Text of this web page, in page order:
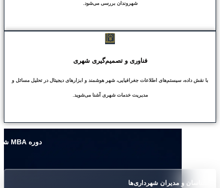
شهروندان بررسی می‌شود.
فناوری و تصمیم‌گیری شهری
با نقش داده، سیستم‌های اطلاعات جغرافیایی، شهر هوشمند و ابزارهای دیجیتال در تحلیل مسائل و
مدیریت خدمات شهری آشنا می‌شوید.
دوره MBA شهرسازی مناسب چه کسانی می باشد؟
کارشناسان و مدیران شهرداری‌ها